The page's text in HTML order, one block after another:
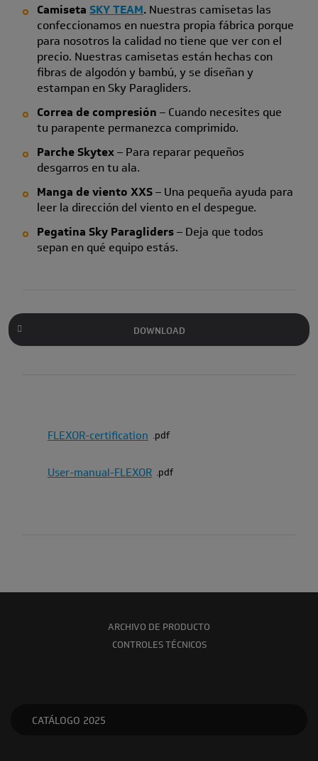
Camiseta SKY TEAM. Nuestras camisetas las
confeccionamos en nuestra propia fábrica porque
para nosotros la calidad no tiene que ver con el
precio. Nuestras camisetas están hechas con
fibras de algodón y bambú, y se diseñan y
estampan en Sky Paragliders.
Correa de compresión – Cuando necesites que
tu parapente permanezca comprimido.
Parche Skytex– Para reparar pequeños
desgarros en tu ala.
Manga de viento XXS– Una pequeña ayuda para
leer la dirección del viento en el despegue.
Pegatina Sky Paragliders– Deja que todos
sepan en qué equipo estás.
DOWNLOAD
FLEXOR-certification pdf
User-manual-FLEXOR pdf
ARCHIVO DE PRODUCTO
CONTROLES TÉCNICOS
CATÁLOGO 2025